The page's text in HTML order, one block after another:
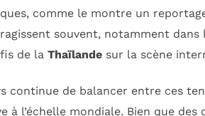
comme le montre un
souvent, notamment
de la Thaïlande sur la scène
continue de balancer entre ces
à l’échelle mondiale. Bien que